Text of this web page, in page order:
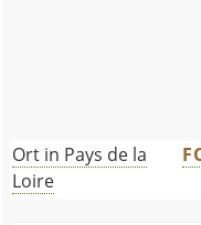
Ort in Pays de la
Loire